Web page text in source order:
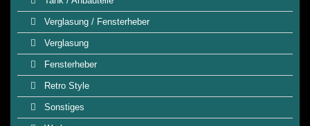
Verglasung / Fensterheber
Verglasung
Fensterheber
Retro Style
Sonstiges